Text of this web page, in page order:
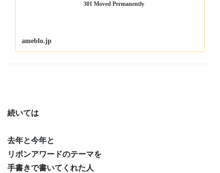
301 Moved Permanently
ameblo.jp
続いては
去年と今年と
リボンアワードのテーマを
手書きで書いてくれた人